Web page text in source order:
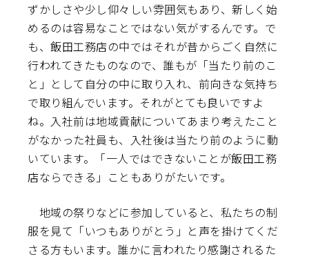
ずかしさや少し仰々しい雰囲気もあり、新しく始
めるのは容易なことではない気がするんです。で
も、飯田工務店の中ではそれが昔からごく自然に
行われてきたものなので、誰もが「当たり前のこ
と」として自分の中に取り入れ、前向きな気持ち
で取り組んでいます。それがとても良いですよ
ね。入社前は地域貢献についてあまり考えたこと
がなかった社員も、入社後は当たり前のように動
いています。「一人ではできないことが飯田工務
店ならできる」こともありがたいです。
地域の祭りなどに参加していると、私たちの制
服を見て「いつもありがとう」と声を掛けてくだ
さる方もいます。誰かに言われたり感謝されるた